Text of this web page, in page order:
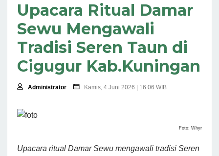
Upacara Ritual Damar
Sewu Mengawali
Tradisi Seren Taun di
Cigugur Kab.Kuningan
Administrator Kamis, 4 Juni 2026 | 16:06 WIB
Foto: Whyr
Upacara ritual Damar Sewu mengawali tradisi Seren